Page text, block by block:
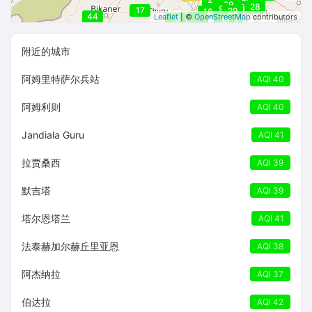
29
44
29
11
20
28
16
23
29
17
16
Leaflet| © OpenStreetMapcontributors
附近的城市
阿姆里特萨尔兵站 AQI 40
阿姆利则 AQI 40
Jandiala Guru AQI 41
拉贾桑西 AQI 39
默吉塔 AQI 39
塔尔恩塔兰 AQI 41
法泰赫加尔赫丘里亚恩 AQI 38
阿杰纳拉 AQI 37
伯达拉 AQI 42